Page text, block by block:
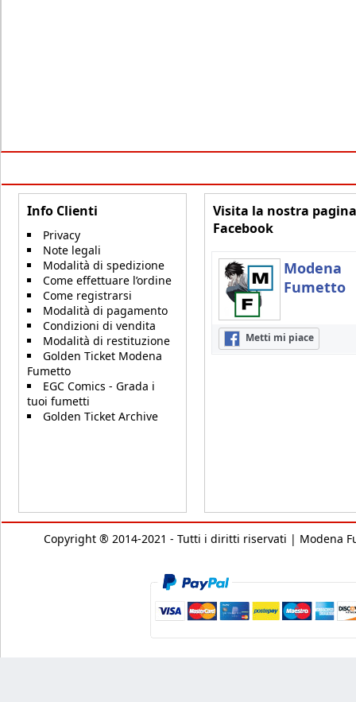
Info Clienti
Privacy
Note legali
Modalità di spedizione
Come effettuare l’ordine
Come registrarsi
Modalità di pagamento
Condizioni di vendita
Modalità di restituzione
Golden Ticket Modena
Fumetto
EGC Comics - Grada i
tuoi fumetti
Golden Ticket Archive
Visita la nostra pagina
Facebook
Modena
Fumetto
Metti mi piace
Copyright ® 2014-2021 - Tutti i diritti riservati | Modena